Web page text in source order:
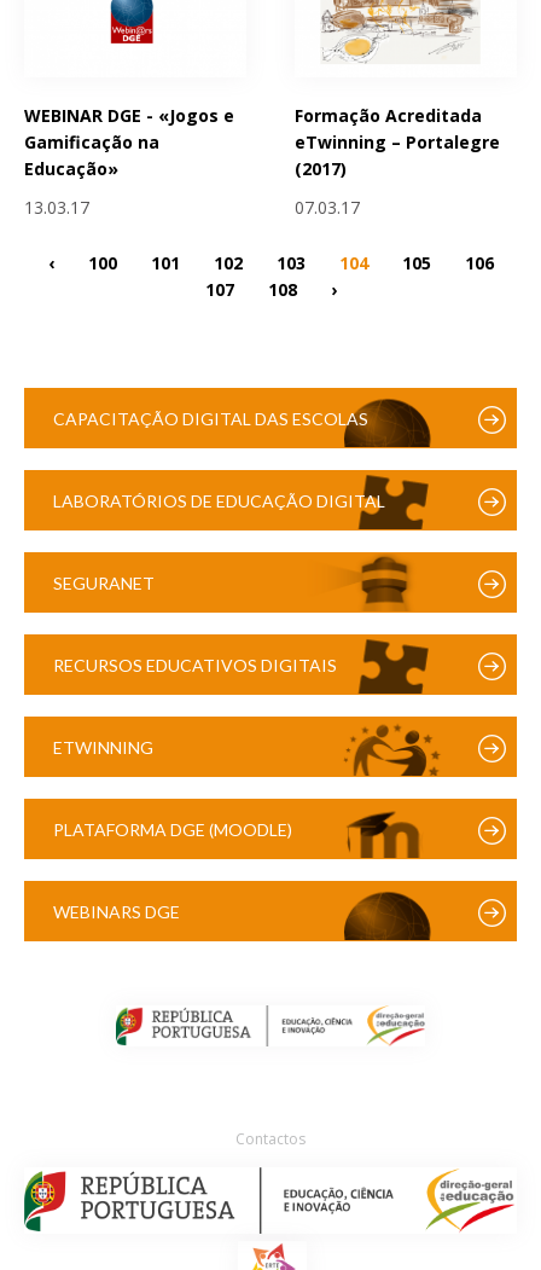
WEBINAR DGE - «Jogos e
Gamificação na
Educação»
13.03.17
Formação Acreditada
eTwinning – Portalegre
(2017)
07.03.17
‹ 100 101 102 103 104 105
106
107
108 ›
CAPACITAÇÃO DIGITAL DAS ESCOLAS
LABORATÓRIOS DE EDUCAÇÃO DIGITAL
SEGURANET
RECURSOS EDUCATIVOS DIGITAIS
ETWINNING
PLATAFORMA DGE (MOODLE)
WEBINARS DGE
Contactos